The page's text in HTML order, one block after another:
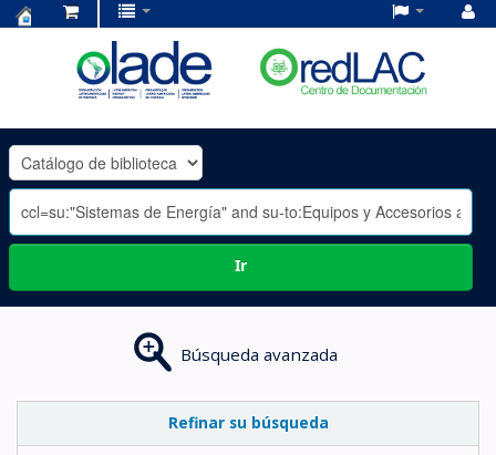
OLADE
-
Ir
Búsqueda avanzada
Refinar su búsqueda